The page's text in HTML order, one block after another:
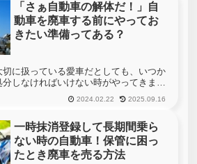
「さぁ自動車の解体だ！」自
動車を廃車する前にやってお
きたい準備ってある？
に扱っている愛車だとしても、いつか
しなければいけない時がやってきま
っては、ディーラーや中古車販売店に買
事も可能ですが、年式が古くなった自動
2024.02.22 2025.09.16
一時抹消登録して長期間乗ら
ない時の自動車！保管に困っ
たとき廃車を売る方法